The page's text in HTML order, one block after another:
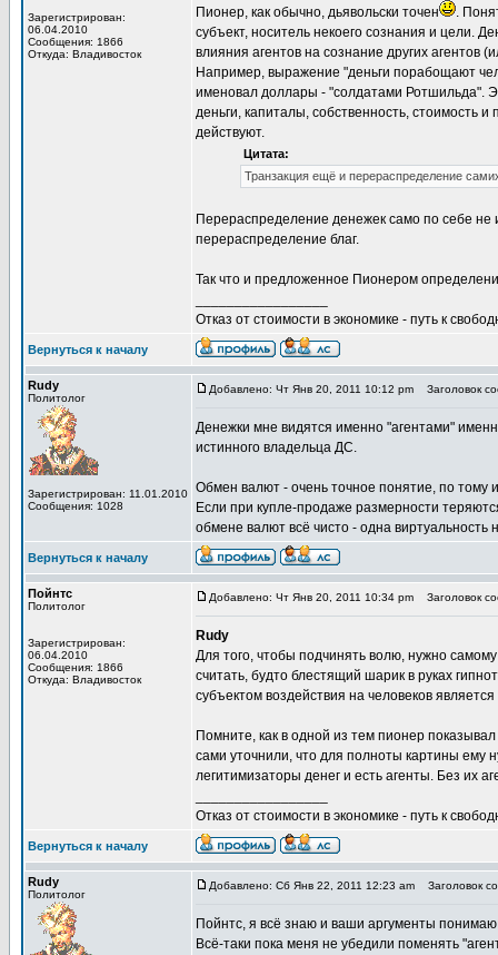
Зарегистрирован:
06.04.2010
Сообщения: 1866
Откуда: Владивосток
Пионер, как обычно, дьявольски точен
.
субъект, носитель некоего сознания и цели.
влияния агентов на сознание других агентов
Например, выражение "деньги порабощают
именовал доллары - "солдатами Ротшильда".
деньги, капиталы, собственность, стоимость
действуют.
Цитата:
Транзакция ещё и перераспределение
Перераспределение денежек само по себе
перераспределение благ.
Так что и предложенное Пионером
Отказ от стоимости в экономике - путь к
Вернуться к началу
Rudy
Политолог
Зарегистрирован: 11.01.2010
Сообщения: 1028
Добавлено: Чт Янв 20, 2011 10:12 pm Заголовок
Денежки мне видятся именно "агентами"
истинного владельца ДС.
Обмен валют - очень точное понятие, по тому
Если при купле-продаже размерности
обмене валют всё чисто - одна виртуальность
Вернуться к началу
Пойнтс
Политолог
Зарегистрирован:
06.04.2010
Сообщения: 1866
Откуда: Владивосток
Добавлено: Чт Янв 20, 2011 10:34 pm Заголовок
Rudy
Для того, чтобы подчинять волю, нужно
считать, будто блестящий шарик в руках
субъектом воздействия на человеков
Помните, как в одной из тем пионер
сами уточнили, что для полноты картины ему
легитимизаторы денег и есть агенты. Без их
Отказ от стоимости в экономике - путь к
Вернуться к началу
Rudy
Политолог
Добавлено: Сб Янв 22, 2011 12:23 am Заголовок
Пойнтс, я всё знаю и ваши аргументы
Всё-таки пока меня не убедили поменять